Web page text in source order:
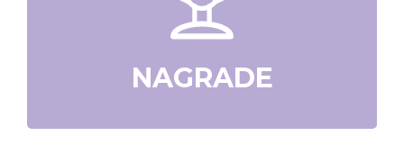
NAGRADE